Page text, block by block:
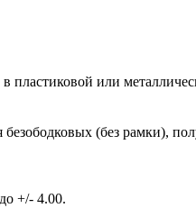
или
(без рамки),
+/- 4.00.